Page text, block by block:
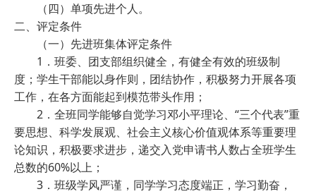
（四）单项先进个人。
二、评定条件
（一）先进班集体评定条件
1．班委、团支部组织健全，有健全有效的班级制
度；学生干部能以身作则，团结协作，积极努力开展各项
工作，在各方面能起到模范带头作用；
2．全班同学能够自觉学习邓小平理论、“三个代表”重
要思想、科学发展观、社会主义核心价值观体系等重要理
论知识，积极要求进步，递交入党申请书人数占全班学生
总数的60%以上；
3．班级学风严谨，同学学习态度端正，学习勤奋，